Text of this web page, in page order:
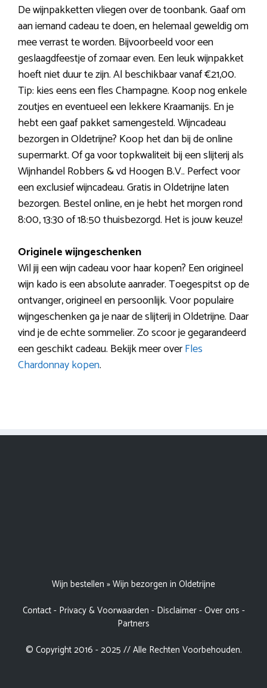
De wijnpakketten vliegen over de toonbank. Gaaf om
aan iemand cadeau te doen, en helemaal geweldig om
mee verrast te worden. Bijvoorbeeld voor een
geslaagdfeestje of zomaar even. Een leuk wijnpakket
hoeft niet duur te zijn. Al beschikbaar vanaf €21,00.
Tip: kies eens een fles Champagne. Koop nog enkele
zoutjes en eventueel een lekkere Kraamanijs. En je
hebt een gaaf pakket samengesteld. Wijncadeau
bezorgen in Oldetrijne? Koop het dan bij de online
supermarkt. Of ga voor topkwaliteit bij een slijterij als
Wijnhandel Robbers & vd Hoogen B.V.. Perfect voor
een exclusief wijncadeau. Gratis in Oldetrijne laten
bezorgen. Bestel online, en je hebt het morgen rond
8:00, 13:30 of 18:50 thuisbezorgd. Het is jouw keuze!
Originele wijngeschenken
Wil jij een wijn cadeau voor haar kopen? Een origineel
wijn kado is een absolute aanrader. Toegespitst op de
ontvanger, origineel en persoonlijk. Voor populaire
wijngeschenken ga je naar de slijterij in Oldetrijne. Daar
vind je de echte sommelier. Zo scoor je gegarandeerd
een geschikt cadeau. Bekijk meer overFles
Chardonnay kopen.
Wijn bestellen »Wijn bezorgen in Oldetrijne
Contact- Privacy & Voorwaarden - Disclaimer-Over ons -
Partners
© Copyright 2016 - 2025 // Alle Rechten Voorbehouden.